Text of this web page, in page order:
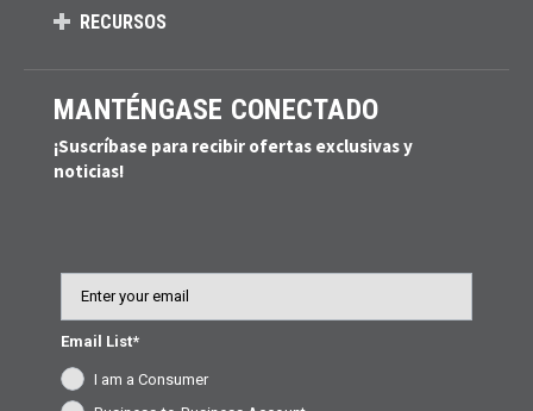
RECURSOS
MANTÉNGASE CONECTADO
¡Suscríbase para recibir ofertas exclusivas y
noticias!
Email List*
I am a Consumer